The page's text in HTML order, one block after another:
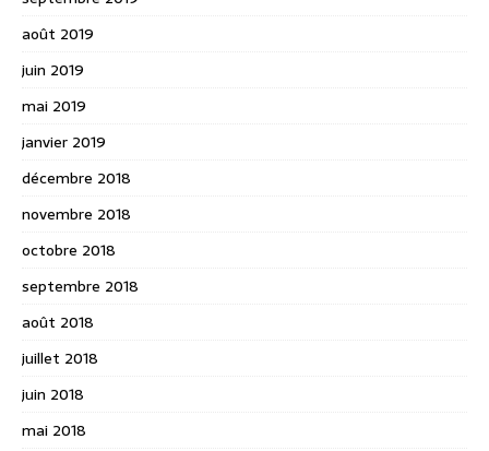
août 2019
juin 2019
mai 2019
janvier 2019
décembre 2018
novembre 2018
octobre 2018
septembre 2018
août 2018
juillet 2018
juin 2018
mai 2018